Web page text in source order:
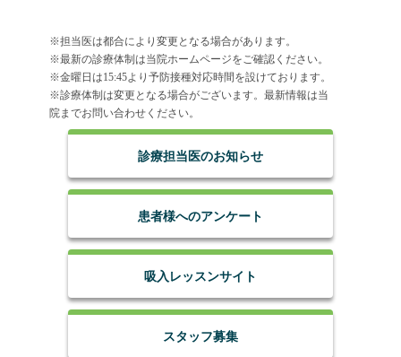
※担当医は都合により変更となる場合があります。
※最新の診療体制は当院ホームページをご確認ください。
※金曜日は15:45より予防接種対応時間を設けております。
※診療体制は変更となる場合がございます。最新情報は当
院までお問い合わせください。
診療担当医のお知らせ
患者様へのアンケート
吸入レッスンサイト
スタッフ募集